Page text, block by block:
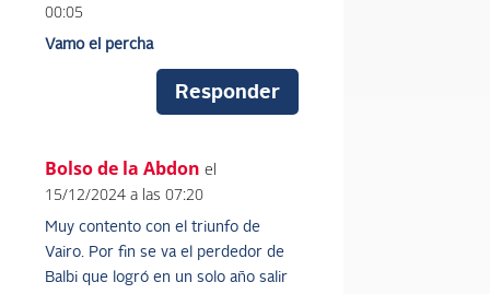
00:05
Vamo el percha
Responder
Bolso de la Abdon el
15/12/2024 a las 07:20
Muy contento con el triunfo de
Vairo. Por fin se va el perdedor de
Balbi que logró en un solo año salir